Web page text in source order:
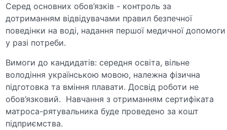
Серед основних обов’язків - контроль за
дотриманням відвідувачами правил безпечної
поведінки на воді, надання першої медичної допомоги
у разі потреби.
Вимоги до кандидатів: середня освіта, вільне
володіння українською мовою, належна фізична
підготовка та вміння плавати. Досвід роботи не
обов’язковий. Навчання з отриманням сертифіката
матроса-рятувальника буде проведено за кошт
підприємства.